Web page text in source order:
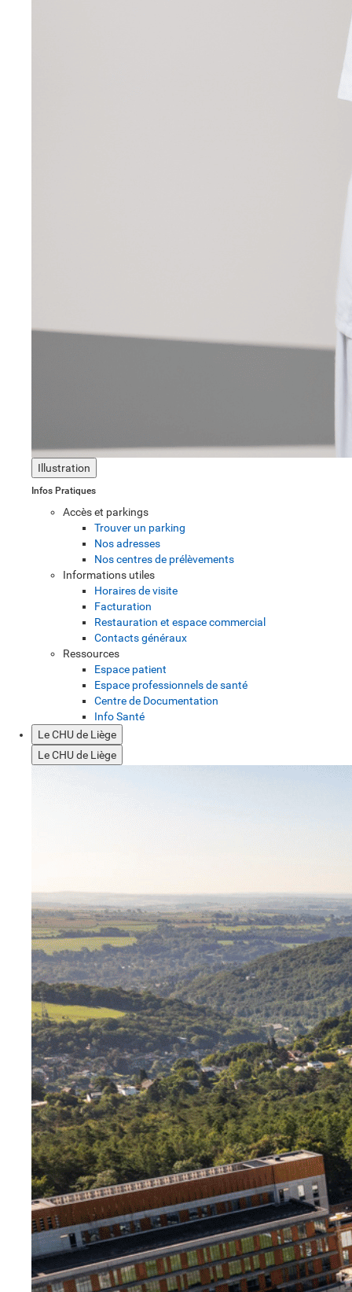
Illustration
Infos Pratiques
Accès et parkings
Trouver un parking
Nos adresses
Nos centres de prélèvements
Informations utiles
Horaires de visite
Facturation
Restauration et espace commercial
Contacts généraux
Ressources
Espace patient
Espace professionnels de santé
Centre de Documentation
Info Santé
Le CHU de Liège
Le CHU de Liège